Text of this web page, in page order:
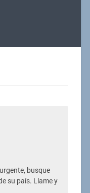
busque
su país. Llame y